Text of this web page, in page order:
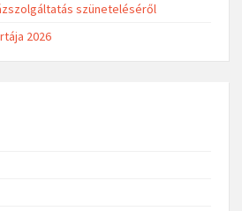
szüneteléséről
2026